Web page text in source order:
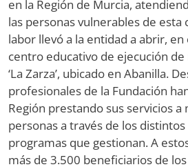
en la Región de Murcia,
las personas vulnerables de esta
labor llevó a la entidad a abrir, en
centro educativo de ejecución
‘La Zarza’, ubicado en Abanilla.
profesionales de la Fundación
Región prestando sus servicios a
personas a través de los
programas que gestionan. A
más de 3.500 beneficiarios de